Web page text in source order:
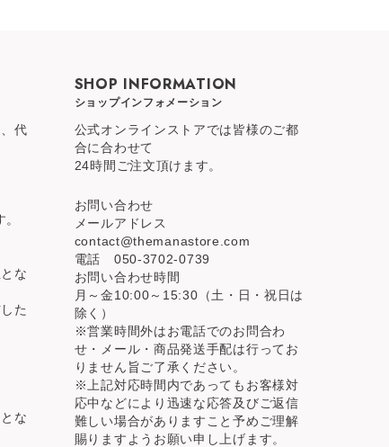
代
な
た
な
SHOP INFORMATION
ショップインフォメーション
公式オンラインストアでは皆様のご都
合に合わせて
24時間ご注文頂けます。
お問い合わせ
メールアドレス
contact@themanastore.com
電話 050-3702-0739
お問い合わせ時間
月～金10:00～15:30（土・日・祝日は
除く）
※営業時間外はお電話でのお問合わ
せ・メール・商品発送手配は行ってお
りません旨ご了承ください。
※上記対応時間内であってもお客様対
応中などにより迅速な応答及びご返信
難しい場合がありますこと予めご理解
賜りますようお願い申し上げます。